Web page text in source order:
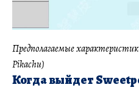
Предполагаемые
Pikachu)
Когда выйдет